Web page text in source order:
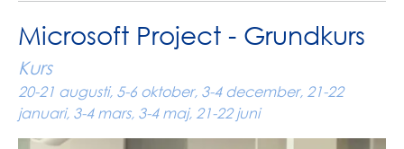
Microsoft Project - Grundkurs
Kurs
20-21 augusti, 5-6 oktober, 3-4 december, 21-22
januari, 3-4 mars, 3-4 maj, 21-22 juni